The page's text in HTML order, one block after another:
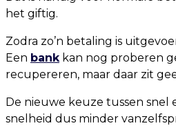
het giftig.
Zodra zo’n betaling is
Een bankkan nog proberen
recupereren, maar daar zit
De nieuwe keuze tussen snel
snelheid dus minder